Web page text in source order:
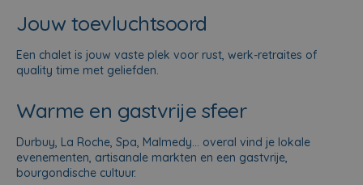
Jouw toevluchtsoord
Een chalet is jouw vaste plek voor rust, werk-retraites of
quality time met geliefden.
Warme en gastvrije sfeer
Durbuy, La Roche, Spa, Malmedy… overal vind je lokale
evenementen, artisanale markten en een gastvrije,
bourgondische cultuur.